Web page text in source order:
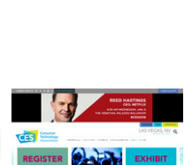
スト 30度
上げ式ア
レスト
クッショ
メッシュ
ポート付き 腰サポート ガ
ス圧無段階昇降 360度回
転 キャスター付き コンパ
クト 幅52×奥行58.5×高さ
84～96cm テレワーク 在
宅勤務 ブラック
￥4,139
ーミングモニター QD 24.5インチ
1ms FHD 量子ドット 残像低減 (3
年保証 | 輝点保証 | 日本メーカー)
￥34,980
スオーヤマ
(ケース
【Amazon.co.jp限定】
￥3,731